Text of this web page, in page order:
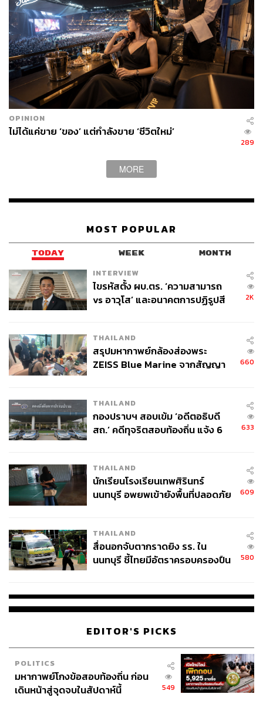
OPINION
ไม่ได้แค่ขาย ‘ของ’ แต่กำลังขาย ‘ชีวิตใหม่’
289
MORE
MOST POPULAR
TODAY WEEK MONTH
INTERVIEW
ไขรหัสตั้ง ผบ.ตร. ‘ความสามารถ
vs อาวุโส’ และอนาคตการปฏิรูปสี
2K
THAILAND
สรุปมหากาพย์กล้องส่องพระ
ZEISS Blue Marine จากสัญญา
จ่ายหนี้-แอบระบุแบรนด์
660
THAILAND
กองปราบฯ สอบเข้ม ‘อดีตอธิบดี
สถ.’ คดีทุจริตสอบท้องถิ่น แจ้ง 6
633
THAILAND
นักเรียนโรงเรียนเทพศิรินทร์
นนทบุรี อพยพเข้ายังพื้นที่ปลอดภัย
609
THAILAND
สื่อนอกจับตากราดยิง รร. ใน
นนทบุรี ชี้ไทยมีอัตราครอบครองปืน
580
EDITOR'S PICKS
POLITICS
มหากาพย์โกงข้อสอบท้องถิ่น ก่อน
เดินหน้าสู่จุดจบในสัปดาห์นี้
549